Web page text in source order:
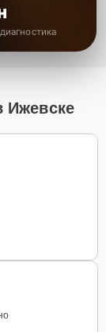
Ижевске